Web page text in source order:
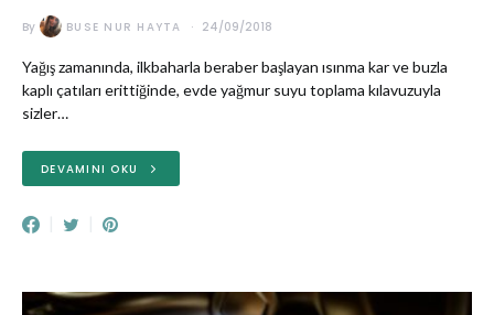
By BUSE NUR HAYTA 24/09/2018
Yağış zamanında, ilkbaharla beraber başlayan ısınma kar ve buzla
kaplı çatıları erittiğinde, evde yağmur suyu toplama kılavuzuyla
sizler…
DEVAMINI OKU